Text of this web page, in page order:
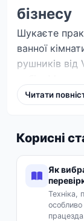
бізнесу
Шукаєте
ванної
рушників
у собі
зовнішній
Види
сохнуть
Читати
Корисні
Як
Техніка,